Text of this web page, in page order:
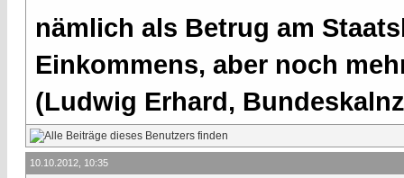
nämlich als Betrug am
Einkommens, aber noch
(Ludwig Erhard,
10.10.2012, 10:35